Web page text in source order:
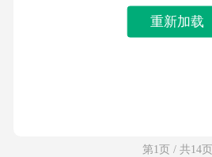
重新加载
第1页 / 共14页